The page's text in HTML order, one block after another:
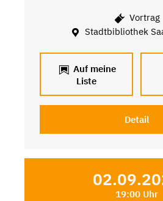
Vortrag
Stadtbibliothek
Auf meine
Liste
Detail
19:00 Uhr